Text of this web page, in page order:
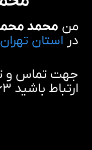
من محمد
در استان تهران
جهت تماس و
ارتباط باشید ۰۹۹۱۸۹۸۳۴۶۳